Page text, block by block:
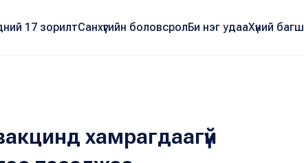
17 зорилтСанхүүгийн боловсролБи нэг удааХүний багш
хамрагдаагүй